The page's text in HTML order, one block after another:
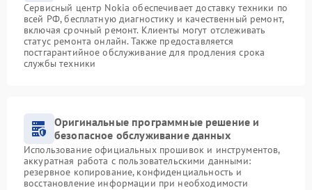
Сервисный центр Nokia обеспечивает доставку техники по
всей РФ, бесплатную диагностику и качественный ремонт,
включая срочный ремонт. Клиенты могут отслеживать
статус ремонта онлайн. Также предоставляется
постгарантийное обслуживание для продления срока
службы техники
Оригинальные программные решение и
безопасное обслуживание данных
Использование официальных прошивок и инструментов,
аккуратная работа с пользовательскими данными:
резервное копирование, конфиденциальность и
восстановление информации при необходимости